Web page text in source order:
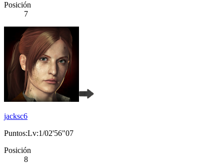
Posición
7
jacksc6
Puntos:Lv:1/02'56"07
Posición
8